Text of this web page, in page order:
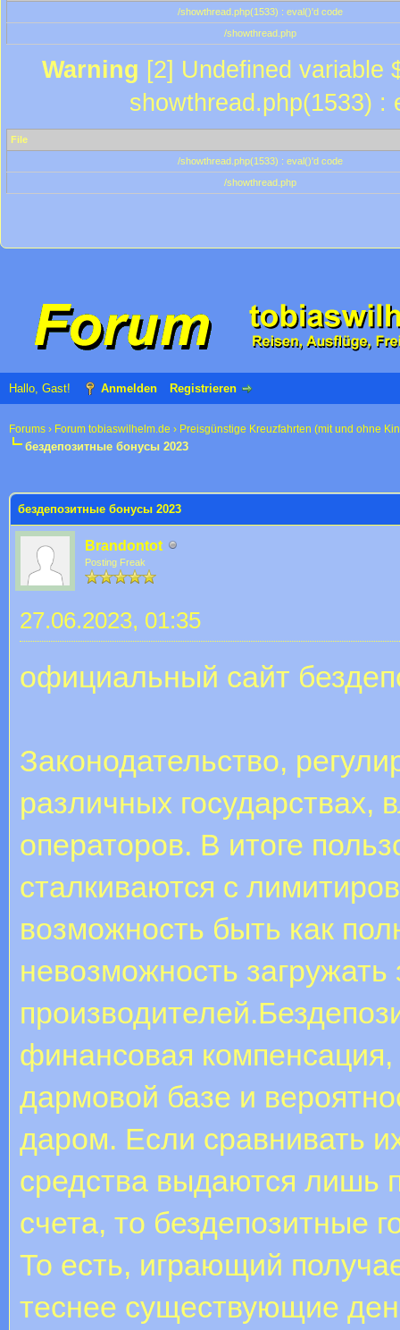
/showthread.php(1533) : eval()'d code
/showthread.php
Warning [2] Undefined variable
showthread.php(1533) :
File
/showthread.php(1533) : eval()'d code
/showthread.php
Hallo, Gast! Anmelden Registrieren
Forums › Forum tobiaswilhelm.de › Preisgünstige Kreuzfahrten (mit und ohne
бездепозитные бонусы 2023
бездепозитные бонусы 2023
Brandontot
Posting Freak
27.06.2023, 01:35
официальный сайт
Законодательство,
различных государствах,
операторов. В итоге
сталкиваются с
возможность быть как
невозможность
финансовая
дармовой базе и
даром. Если сравнивать
средства выдаются лишь
счета, то бездепозитные
То есть, играющий
теснее существующие